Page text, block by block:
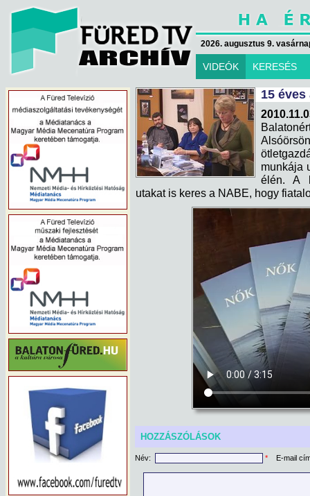
2026. augusztus 9.
VIDEÓK KERESÉS
15 éves
munkája
élén. A
utakat is keres a NABE, hogy
HOZZÁSZÓLÁSOK
Név: * E-mail